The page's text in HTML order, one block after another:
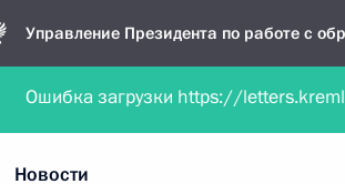
Управление Президента по работе с
Обратиться в форме электронного
Все новости
Новости
Ошибка загрузки https://